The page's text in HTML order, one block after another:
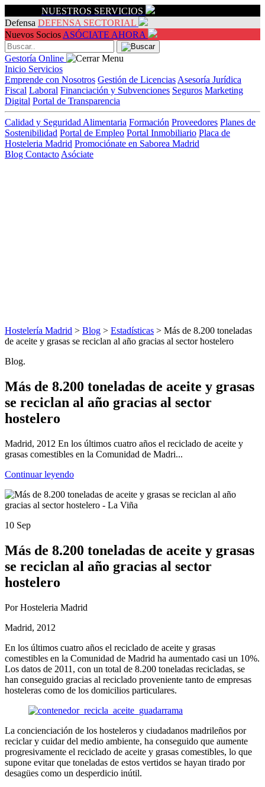
NUESTROS SERVICIOS
Defensa DEFENSA SECTORIAL
Nuevos Socios ASÓCIATE AHORA
Gestoría Online
Inicio Servicios
Emprende con Nosotros Gestión de Licencias Asesoría Jurídica
Fiscal Laboral Financiación y Subvenciones Seguros Marketing
Digital Portal de Transparencia
Calidad y Seguridad Alimentaria Formación Proveedores Planes de
Sostenibilidad Portal de Empleo Portal Inmobiliario Placa de
Hosteleria Madrid Promociónate en Saborea Madrid
Blog Contacto Asóciate
Hostelería Madrid > Blog > Estadísticas > Más de 8.200 toneladas
de aceite y grasas se reciclan al año gracias al sector hostelero
Blog.
Más de 8.200 toneladas de aceite y grasas
se reciclan al año gracias al sector
hostelero
Madrid, 2012 En los últimos cuatro años el reciclado de aceite y
grasas comestibles en la Comunidad de Madri...
Continuar leyendo
10 Sep
Más de 8.200 toneladas de aceite y grasas
se reciclan al año gracias al sector
hostelero
Por Hosteleria Madrid
Madrid, 2012
En los últimos cuatro años el reciclado de aceite y grasas
comestibles en la Comunidad de Madrid ha aumentado casi un 10%.
Los datos de 2011, con un total de 8.200 toneladas recicladas, se
han conseguido gracias al reciclado proveniente tanto de empresas
hosteleras como de los domicilios particulares.
La concienciación de los hosteleros y ciudadanos madrileños por
reciclar y cuidar del medio ambiente, ha conseguido que aumente
progresivamente el reciclado de aceite y grasas comestibles, lo que
supone evitar que toneladas de estos vertidos se hayan tirado por
desagües como un desperdicio inútil.